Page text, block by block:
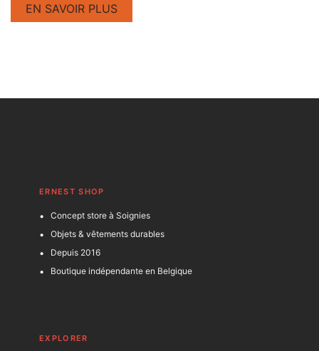
EN SAVOIR PLUS
ERNEST SHOP
Concept store à Soignies
Objets & vêtements durables
Depuis 2016
Boutique indépendante en Belgique
EXPLORER